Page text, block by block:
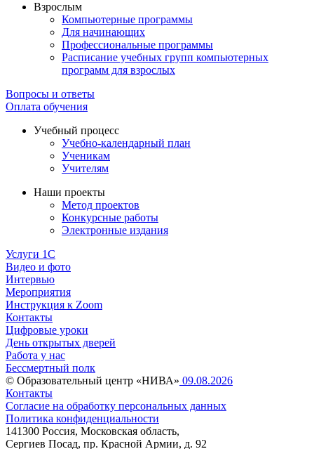
Взрослым
Компьютерные программы
Для начинающих
Профессиональные программы
Расписание учебных групп компьютерных
программ для взрослых
Вопросы и ответы
Оплата обучения
Учебный процесс
Учебно-календарный план
Ученикам
Учителям
Наши проекты
Метод проектов
Конкурсные работы
Электронные издания
Услуги 1C
Видео и фото
Интервью
Мероприятия
Инструкция к Zoom
Контакты
Цифровые уроки
День открытых дверей
Работа у нас
Бессмертный полк
© Образовательный центр «НИВА» 09.08.2026
Контакты
Согласие на обработку персональных данных
Политика конфиденциальности
141300 Россия, Московская область,
Сергиев Посад, пр. Красной Армии, д. 92